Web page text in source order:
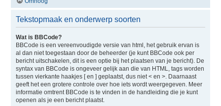
Tekstopmaak en onderwerp soorten
Wat is BBCode?
BBCode is een vereenvoudigde versie van html, het gebruik ervan is
al dan niet toegestaan door de beheerder (je kunt BBCode ook per
bericht uitschakelen, dit is een optie bij het plaatsen van je bericht). De
syntax van BBCode is ongeveer gelijk aan die van HTML, tags worden
tussen vierkante haakjes [ en ] geplaatst, dus niet < en >. Daarnaast
geeft het een grotere controle over hoe iets wordt weergegeven. Meer
informatie omtrent BBCode is te vinden in de handleiding die je kunt
openen als je een bericht plaatst.